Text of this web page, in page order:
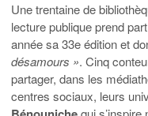
Une trentaine de
lecture publique prend
année sa 33e édition et
désamours ». Cinq
partager, dans les
centres sociaux, leurs